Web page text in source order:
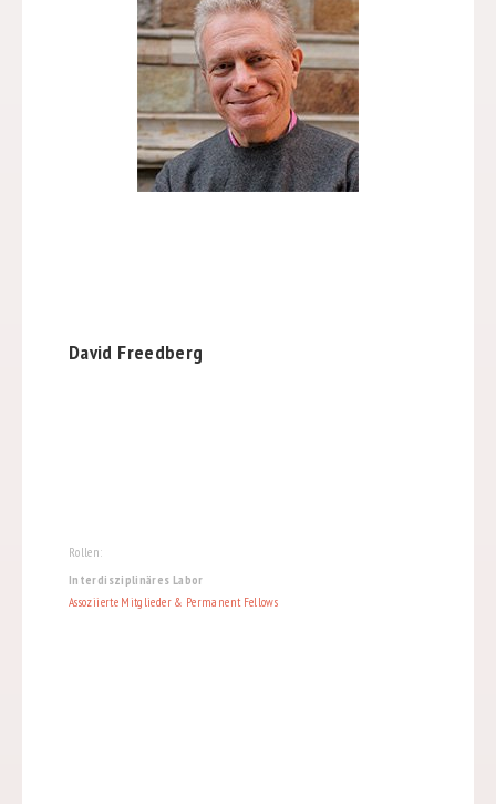
David Freedberg
Rollen:
Interdisziplinäres Labor
Assoziierte Mitglieder & Permanent Fellows